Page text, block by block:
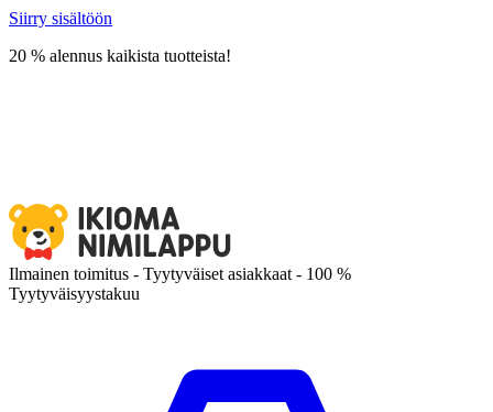
Siirry sisältöön
20 % alennus kaikista tuotteista!
Ilmainen toimitus - Tyytyväiset asiakkaat - 100 %
Tyytyväisyystakuu